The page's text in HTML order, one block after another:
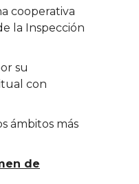
cooperativa
la Inspección
su
con
ámbitos más
de